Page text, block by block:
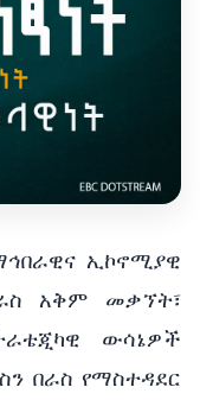
ኢኮኖሚያዊ
አቅም መቃኘት፣
ውሳኔዎች
በራስ የማስተዳደር